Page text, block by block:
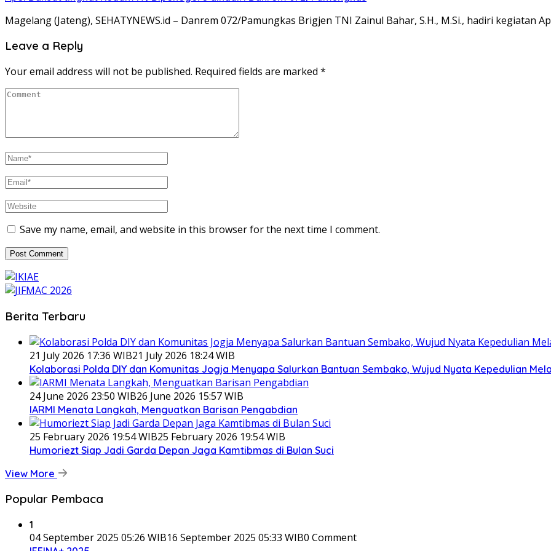
Magelang (Jateng), SEHATYNEWS.id – Danrem 072/Pamungkas Brigjen TNI Zainul Bahar, S.H., M.Si., hadiri kegiatan
Leave a Reply
Your email address will not be published. Required fields are marked *
Save my name, email, and website in this browser for the next time I comment.
Berita Terbaru
21 July 2026 17:36 WIB21 July 2026 18:24 WIB
Kolaborasi Polda DIY dan Komunitas Jogja Menyapa Salurkan Bantuan Sembako, Wujud Nyata Kepedulian
24 June 2026 23:50 WIB26 June 2026 15:57 WIB
IARMI Menata Langkah, Menguatkan Barisan Pengabdian
25 February 2026 19:54 WIB25 February 2026 19:54 WIB
Humoriezt Siap Jadi Garda Depan Jaga Kamtibmas di Bulan Suci
View More
Popular Pembaca
1
04 September 2025 05:26 WIB16 September 2025 05:33 WIB0 Comment